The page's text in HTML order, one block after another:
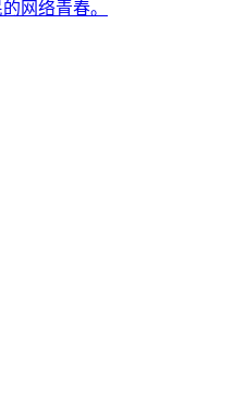
网络青春。